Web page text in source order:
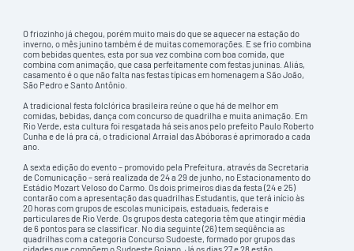
O friozinho já chegou, porém muito mais do que se aquecer na estação do
inverno, o mês junino também é de muitas comemorações. E se frio combina
com bebidas quentes, esta por sua vez combina com boa comida, que
combina com animação, que casa perfeitamente com festas juninas. Aliás,
casamento é o que não falta nas festas típicas em homenagem a São João,
São Pedro e Santo Antônio.
A tradicional festa folclórica brasileira reúne o que há de melhor em
comidas, bebidas, dança com concurso de quadrilha e muita animação. Em
Rio Verde, esta cultura foi resgatada há seis anos pelo prefeito Paulo Roberto
Cunha e de lá pra cá, o tradicional Arraial das Abóboras é aprimorado a cada
ano.
A sexta edição do evento – promovido pela Prefeitura, através da Secretaria
de Comunicação – será realizada de 24 a 29 de junho, no Estacionamento do
Estádio Mozart Veloso do Carmo. Os dois primeiros dias da festa (24 e 25)
contarão com a apresentação das quadrilhas Estudantis, que terá início às
20 horas com grupos de escolas municipais, estaduais, federais e
particulares de Rio Verde. Os grupos desta categoria têm que atingir média
de 6 pontos para se classificar. No dia seguinte (26) tem seqüência as
quadrilhas com a categoria Concurso Sudoeste, formado por grupos das